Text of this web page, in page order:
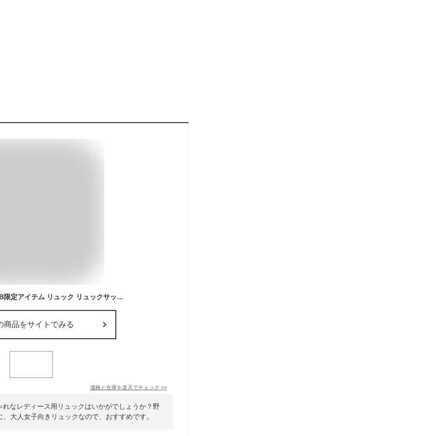
【限定クーポン】WEB限定アイテム リュック リュックサック レディース 通勤 仕事 ビジネス ビジネスリュック A4 PC 収納 パソコン スリム 薄型 大容量 軽量 軽い 出張 オフィス 通学 きれいめ 電車 上品 大人 おしゃれ 女性 女子 10代 20代 30代 40代 50代 60代 旅行 moz
商品をサイトでみる
価格と在庫を楽天でチェック >>
なレディース用リュックはいかがでしょうか？野
大人女子向きリュックなので、おすすめです。